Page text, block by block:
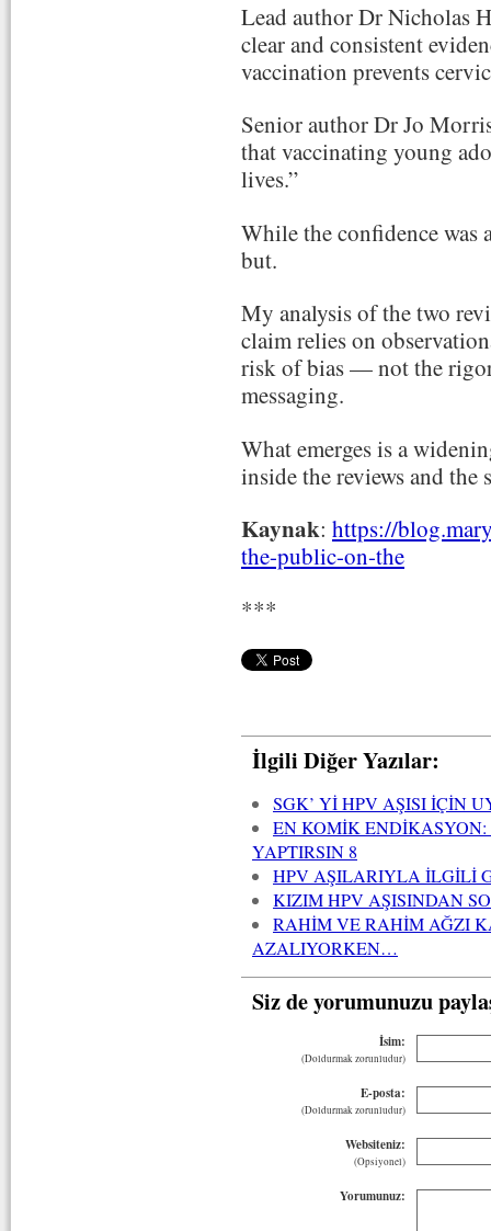
Lead author Dr Nicholas
clear and consistent
vaccination prevents
Senior author Dr Jo
that vaccinating young
lives.”
While the confidence was
but.
My analysis of the two
claim relies on
risk of bias — not the
messaging.
What emerges is a
inside the reviews and
Kaynak: https://
the-public-on-the
***
İlgili Diğer Yazılar:
SGK’ Yİ HPV AŞISI İÇİN
EN KOMİK
YAPTIRSIN 8
HPV AŞILARIYLA İLGİLİ
KIZIM HPV AŞISINDAN
RAHİM VE RAHİM AĞZI
AZALIYORKEN…
Siz de yorumunuzu
İsim:
(Doldurmak zorunludur)
E-posta:
(Doldurmak zorunludur)
Websiteniz:
(Opsiyonel)
Yorumunuz: